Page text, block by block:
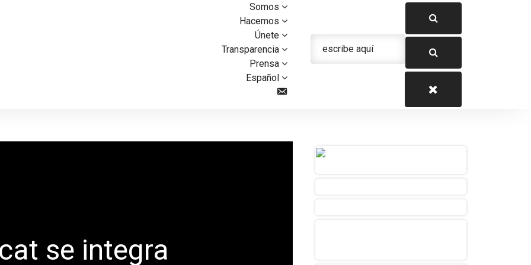
Somos
Hacemos
Únete
Transparencia
Prensa
Español
Contacto
se integra